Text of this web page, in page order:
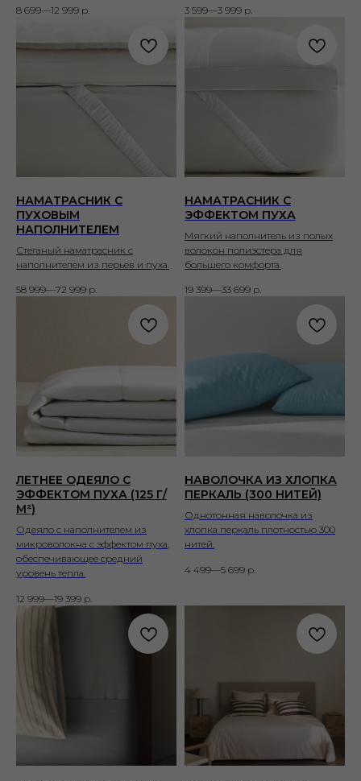
8 699—12 999 р. 3 599—3 999 р.
НАМАТРАСНИК С
ПУХОВЫМ
НАПОЛНИТЕЛЕМ
Стеганый наматрасник с
наполнителем из перьев и пуха.
58 999—72 999 р.
НАМАТРАСНИК С
ЭФФЕКТОМ ПУХА
Мягкий наполнитель из полых
волокон полиэстера для
большего комфорта.
19 399—33 699 р.
ЛЕТНЕЕ ОДЕЯЛО С
ЭФФЕКТОМ ПУХА (125 Г/
М²)
Одеяло с наполнителем из
микроволокна с эффектом пуха,
обеспечивающее средний
уровень тепла.
12 999—19 399 р.
НАВОЛОЧКА ИЗ ХЛОПКА
ПЕРКАЛЬ (300 НИТЕЙ)
Однотонная наволочка из
хлопка перкаль плотностью 300
нитей.
4 499—5 699 р.